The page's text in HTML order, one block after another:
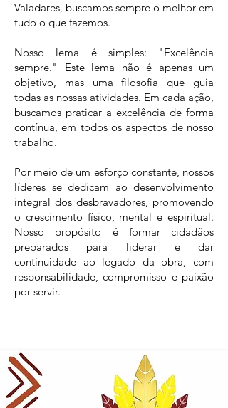
Valadares, buscamos sempre o melhor em
tudo o que fazemos.
Nosso lema é simples: "Excelência
sempre." Este lema não é apenas um
objetivo, mas uma filosofia que guia
todas as nossas atividades. Em cada ação,
buscamos praticar a excelência de forma
contínua, em todos os aspectos de nosso
trabalho.
Por meio de um esforço constante, nossos
líderes se dedicam ao desenvolvimento
integral dos desbravadores, promovendo
o crescimento físico, mental e espiritual.
Nosso propósito é formar cidadãos
preparados para liderar e dar
continuidade ao legado da obra, com
responsabilidade, compromisso e paixão
por servir.